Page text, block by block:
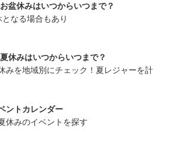
盆休みはいつからいつまで？
なる場合もあり
休みはいつからいつまで？
みを地域別にチェック！夏レジャーを計
ントカレンダー
休みのイベントを探す